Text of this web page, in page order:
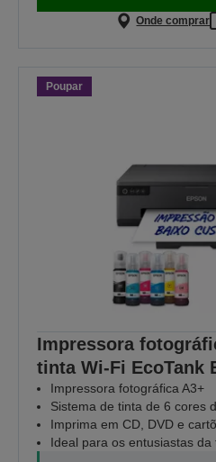
Onde comprar
Poupar
Impressora
tinta Wi-Fi EcoTank
Impressora fotográfica A3+
Sistema de tinta de 6 cores
Imprima em CD, DVD e
Ideal para os entusiastas da